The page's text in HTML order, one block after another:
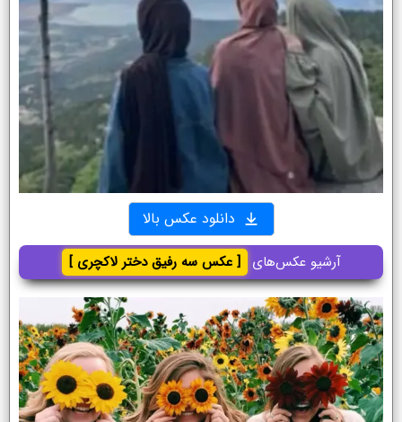
دانلود عکس بالا
آرشیو عکس‌های [ عکس سه رفیق دختر لاکچری ]